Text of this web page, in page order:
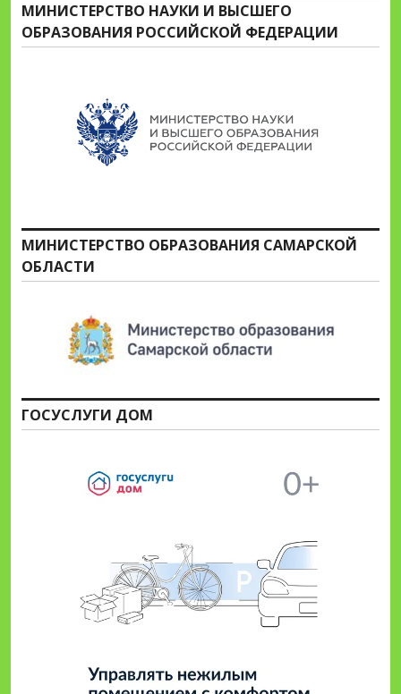
МИНИСТЕРСТВО НАУКИ И ВЫСШЕГО
ОБРАЗОВАНИЯ РОССИЙСКОЙ ФЕДЕРАЦИИ
МИНИСТЕРСТВО ОБРАЗОВАНИЯ САМАРСКОЙ
ОБЛАСТИ
ГОСУСЛУГИ ДОМ